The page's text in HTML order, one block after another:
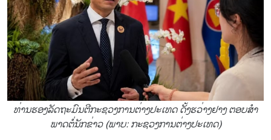
ທ່ານ​ຮອງ​ລັດ​ຖະ​ມົນ​ຕີກະ​ຊວງ​ການ​ຕ່າງ​ປະ​ເທດ ດັ້ງ​ຮ​ວ່າງ​ຢາງ ຕອບ​ສຳ​
ພາດ​ຕໍ່​ນັກ​ຂ່າວ (ພາບ: ກະ​ຊວງ​ການ​ຕ່າງ​ປະ​ເທດ)